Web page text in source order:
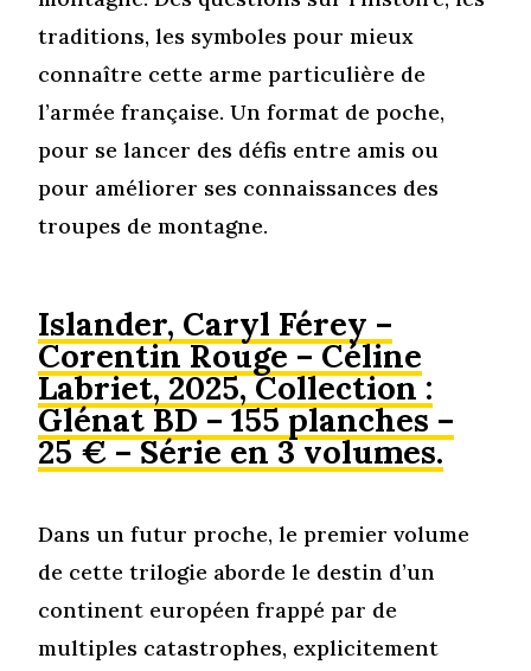
traditions, les symboles pour mieux
connaître cette arme particulière de
l’armée française. Un format de poche,
pour se lancer des défis entre amis ou
pour améliorer ses connaissances des
troupes de montagne.
Islander, Caryl Férey –
Corentin Rouge – Céline
Labriet, 2025, Collection :
Glénat BD – 155 planches –
25 € – Série en 3 volumes.
Dans un futur proche, le premier volume
de cette trilogie aborde le destin d’un
continent européen frappé par de
multiples catastrophes, explicitement